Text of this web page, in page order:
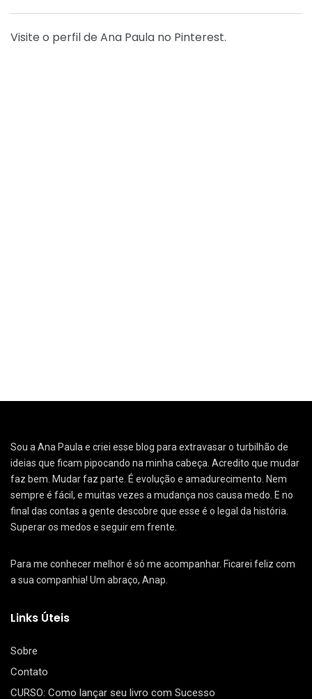
Visite o perfil de Ana Paula no Pinterest.
Sou a Ana Paula e criei esse blog para extravasar o turbilhão de
ideias que ficam pipocando na minha cabeça. Acredito que mudar
faz bem. Mudar faz parte. É evolução e amadurecimento. Nem
sempre é fácil, e muitas vezes a mudança nos causa medo. E no
final das contas a gente descobre que esse é o legal da história.
Superar os medos e seguir em frente.
Para me conhecer melhor é só me acompanhar. Ficarei feliz com
a sua companhia! Um abraço, Anap.
Links Úteis
Sobre
Contato
CURSO: Como lançar seu livro com Sucesso